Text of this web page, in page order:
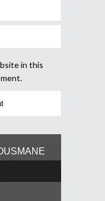
in this